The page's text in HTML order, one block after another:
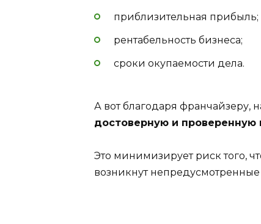
приблизительная прибыль;
рентабельность бизнеса;
сроки окупаемости дела.
А вот благодаря
достоверную и
Это минимизирует риск того,
возникнут непредусмотренные